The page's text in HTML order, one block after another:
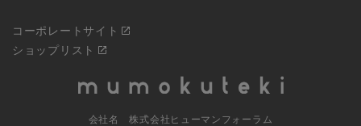
コーポレートサイト
ショップリスト
会社名 株式会社ヒューマンフォーラム